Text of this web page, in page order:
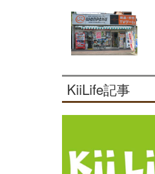
KiiLife記事